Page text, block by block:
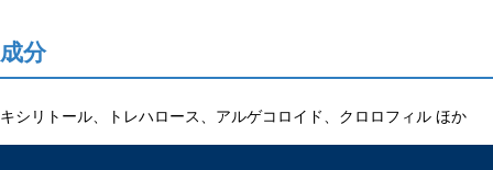
成分
キシリトール、トレハロース、アルゲコロイド、クロロフィル ほか